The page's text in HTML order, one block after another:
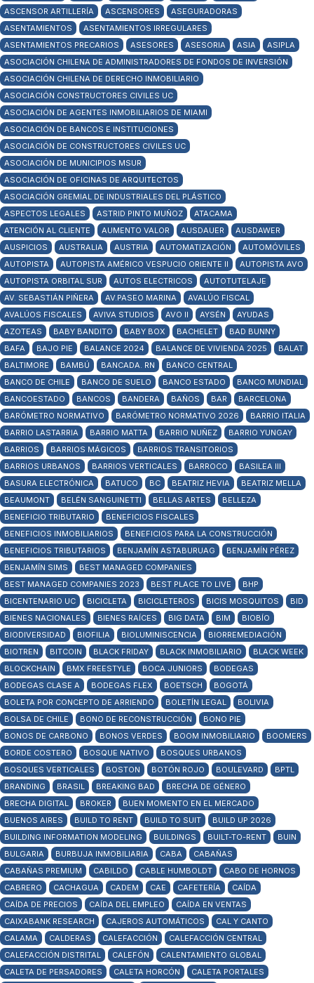
ASCENSOR ARTILLERÍA ASCENSORES
ASEGURADORAS
ASENTAMIENTOS
ASENTAMIENTOS IRREGULARES
ASENTAMIENTOS PRECARIOS
ASESORES ASESORIA ASIA
ASIPLA
ASOCIACIÓN CHILENA DE ADMINISTRADORES DE FONDOS DE INVERSIÓN
ASOCIACIÓN CHILENA DE DERECHO INMOBILIARIO
ASOCIACIÓN CONSTRUCTORES CIVILES UC
ASOCIACIÓN DE AGENTES INMOBILIARIOS DE MIAMI
ASOCIACIÓN DE BANCOS E INSTITUCIONES
ASOCIACIÓN DE CONSTRUCTORES CIVILES UC
ASOCIACIÓN DE MUNICIPIOS MSUR
ASOCIACIÓN DE OFICINAS DE ARQUITECTOS
ASOCIACIÓN GREMIAL DE INDUSTRIALES DEL PLÁSTICO
ASPECTOS LEGALES
ASTRID PINTO MUÑOZ
ATACAMA
ATENCIÓN AL CLIENTE
AUMENTO VALOR AUSDAUER
AUSDAWER
AUSPICIOS
AUSTRALIA AUSTRIA AUTOMATIZACIÓN
AUTOMÓVILES
AUTOPISTA
AUTOPISTA AMÉRICO VESPUCIO ORIENTE II
AUTOPISTA AVO
AUTOPISTA ORBITAL SUR
AUTOS ELECTRICOS
AUTOTUTELAJE
AV. SEBASTIÁN PIÑERA
AV.PASEO MARINA
AVALÚO FISCAL
AVALÚOS FISCALES
AVIVA STUDIOS AVO II AYSÉN
AYUDAS
AZOTEAS
BABY BANDITO BABY BOX BACHELET
BAD BUNNY
BAFA
BAJO PIE BALANCE 2024 BALANCE DE VIVIENDA 2025
BALAT
BALTIMORE
BAMBÚ BANCADA. RN
BANCO CENTRAL
BANCO DE CHILE
BANCO DE SUELO BANCO ESTADO
BANCO MUNDIAL
BANCOESTADO
BANCOS BANDERA BAÑOS BAR
BARCELONA
BARÓMETRO NORMATIVO
BARÓMETRO NORMATIVO 2026
BARRIO ITALIA
BARRIO LASTARRIA
BARRIO MATTA BARRIO NUÑEZ
BARRIO YUNGAY
BARRIOS
BARRIOS MÁGICOS
BARRIOS TRANSITORIOS
BARRIOS URBANOS
BARRIOS VERTICALES BARROCO
BASILEA III
BASURA ELECTRÓNICA
BATUCO BC BEATRIZ HEVIA
BEATRIZ MELLA
BEAUMONT
BELÉN SANGUINETTI BELLAS ARTES
BELLEZA
BENEFICIO TRIBUTARIO
BENEFICIOS FISCALES
BENEFICIOS INMOBILIARIOS
BENEFICIOS PARA LA CONSTRUCCIÓN
BENEFICIOS TRIBUTARIOS
BENJAMÍN ASTABURUAG
BENJAMÍN PÉREZ
BENJAMÍN SIMS
BEST MANAGED COMPANIES
BEST MANAGED COMPANIES 2023
BEST PLACE TO LIVE
BHP
BICENTENARIO UC
BICICLETA BICICLETEROS BICIS MOSQUITOS
BID
BIENES NACIONALES
BIENES RAÍCES BIG DATA BIM
BIOBÍO
BIODIVERSIDAD
BIOFILIA BIOLUMINISCENCIA
BIORREMEDIACIÓN
BIOTREN
BITCOIN BLACK FRIDAY BLACK INMOBILIARIO
BLACK WEEK
BLOCKCHAIN
BMX FREESTYLE BOCA JUNIORS
BODEGAS
BODEGAS CLASE A
BODEGAS FLEX BOETSCH
BOGOTÁ
BOLETA POR CONCEPTO DE ARRIENDO
BOLETÍN LEGAL
BOLIVIA
BOLSA DE CHILE
BONO DE RECONSTRUCCIÓN
BONO PIE
BONOS DE CARBONO
BONOS VERDES BOOM INMOBILIARIO
BOOMERS
BORDE COSTERO
BOSQUE NATIVO
BOSQUES URBANOS
BOSQUES VERTICALES
BOSTON BOTÓN ROJO BOULEVARD
BPTL
BRANDING
BRASIL BREAKING BAD
BRECHA DE GÉNERO
BRECHA DIGITAL
BROKER
BUEN MOMENTO EN EL MERCADO
BUENOS AIRES
BUILD TO RENT BUILD TO SUIT
BUILD UP 2026
BUILDING INFORMATION MODELING
BUILDINGS BUILT-TO-RENT
BUIN
BULGARIA
BURBUJA INMOBILIARIA CABA
CABAÑAS
CABAÑAS PREMIUM
CABILDO CABLE HUMBOLDT
CABO DE HORNOS
CABRERO
CACHAGUA CADEM CAE CAFETERÍA
CAÍDA
CAÍDA DE PRECIOS
CAÍDA DEL EMPLEO
CAÍDA EN VENTAS
CAIXABANK RESEARCH
CAJEROS AUTOMÁTICOS
CAL Y CANTO
CALAMA
CALDERAS CALEFACCIÓN
CALEFACCIÓN CENTRAL
CALEFACCIÓN DISTRITAL
CALEFÓN
CALENTAMIENTO GLOBAL
CALETA DE PERSADORES
CALETA HORCÓN
CALETA PORTALES